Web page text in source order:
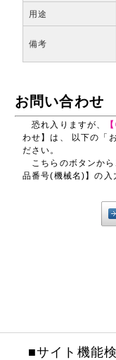
用途
備考
お問い合わせ
恐れ入りますが、
わせ】は、 以下の「
ださい。
こちらのボタンから
品番号(機械名)】の入
■サイト機能